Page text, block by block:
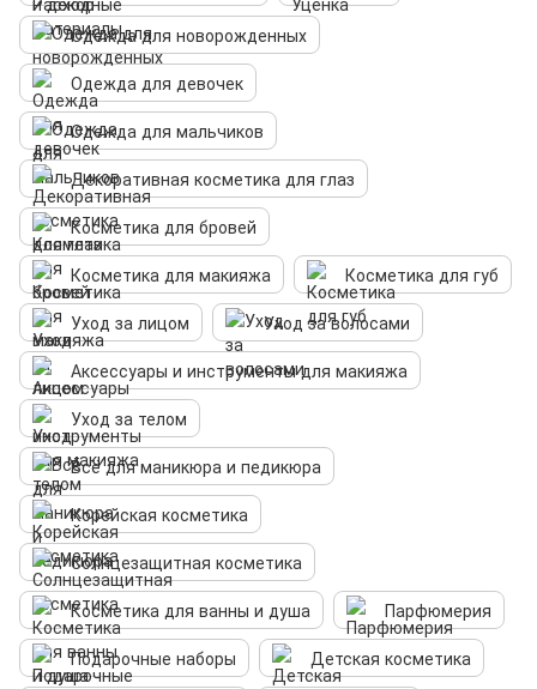
Одежда для новорожденных
Одежда для девочек
Одежда для мальчиков
Декоративная косметика для глаз
Косметика для бровей
Косметика для макияжа
Косметика для губ
Уход за лицом
Уход за волосами
Аксессуары и инструменты для макияжа
Уход за телом
Всё для маникюра и педикюра
Корейская косметика
Солнцезащитная косметика
Косметика для ванны и душа
Парфюмерия
Подарочные наборы
Детская косметика